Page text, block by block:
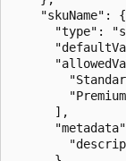
    "skuName": {
"type":
      ],